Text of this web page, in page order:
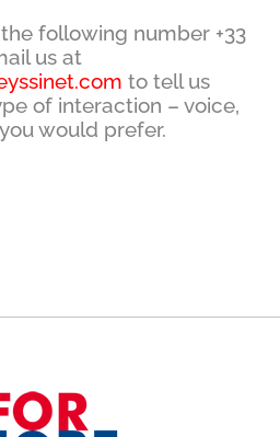
the following number +33
us at
to tell us
of interaction – voice,
would prefer.